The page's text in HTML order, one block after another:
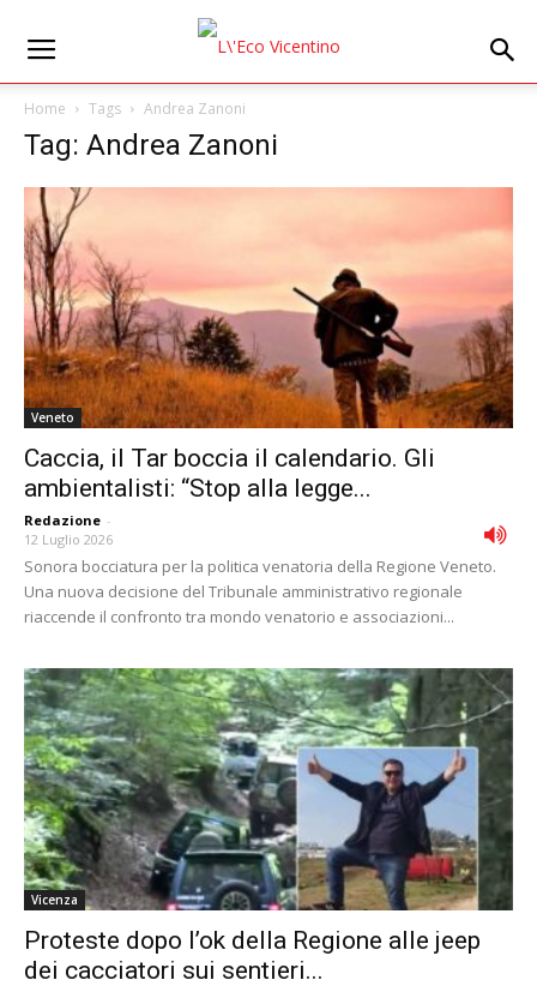
Home Tags Andrea Zanoni
Tag: Andrea Zanoni
Veneto
Caccia, il Tar boccia il calendario. Gli
ambientalisti: “Stop alla legge...
Redazione -
12 Luglio 2026
Sonora bocciatura per la politica venatoria della Regione Veneto.
Una nuova decisione del Tribunale amministrativo regionale
riaccende il confronto tra mondo venatorio e associazioni...
Vicenza
Proteste dopo l’ok della Regione alle jeep
dei cacciatori sui sentieri...